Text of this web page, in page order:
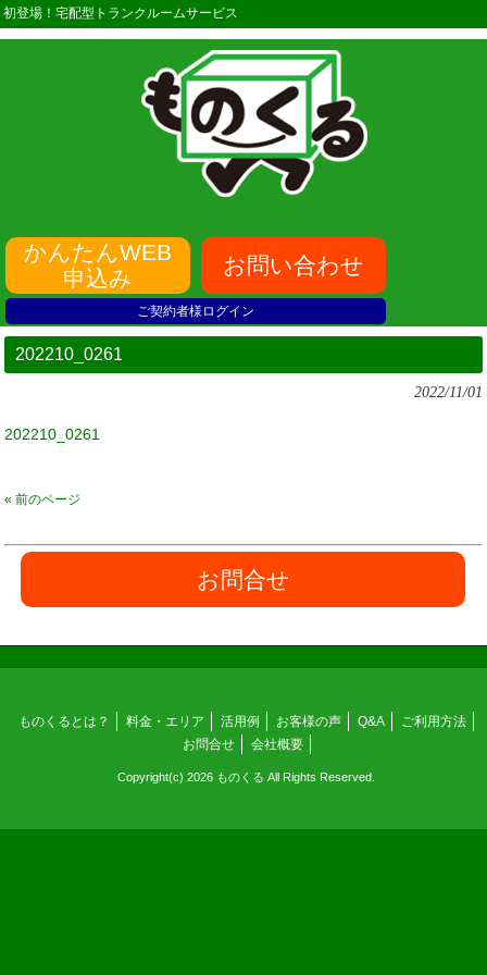
初登場！宅配型トランクルームサービス
かんたんWEB
申込み
お問い合わせ
ご契約者様ログイン
202210_0261
2022/11/01
202210_0261
« 前のページ
お問合せ
ものくるとは？ 料金・エリア 活用例 お客様の声 Q&A
ご利用方法
お問合せ
会社概要
Copyright(c) 2026 ものくる All Rights Reserved.